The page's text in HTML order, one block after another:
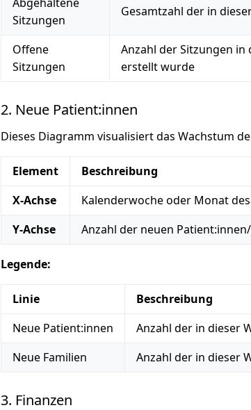
Sitzungen
Gesamtzahl der in
Offene
Sitzungen
Anzahl der Sitzungen
erstellt wurde
2. Neue Patient:innen
Dieses Diagramm visualisiert das Wachstum
Element
Beschreibung
X-Achse
Kalenderwoche oder Monat des
Y-Achse
Anzahl der neuen
Legende:
Linie
Beschreibung
Neue Patient:innen
Anzahl der in dieser
Neue Familien
Anzahl der in dieser
3. Finanzen